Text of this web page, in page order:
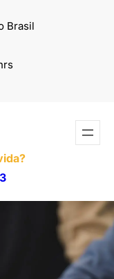
Brasil